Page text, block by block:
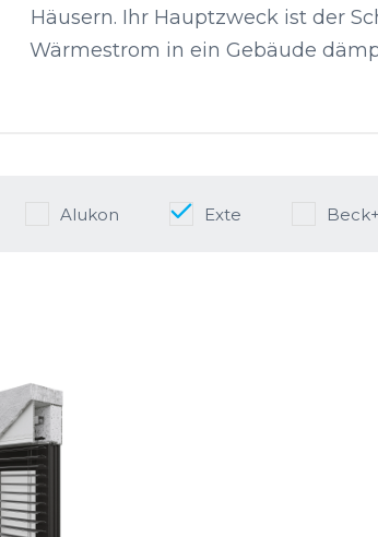
Häusern. Ihr Hauptzweck ist der
Wärmestrom in ein Gebäude
Alukon Exte